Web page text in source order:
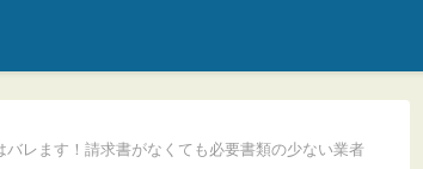
レます！請求書がなくても必要書類の少ない業者